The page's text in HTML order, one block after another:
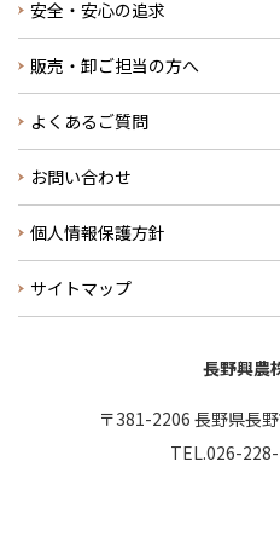
安全・安心の追求
販売・卸ご担当の方へ
よくあるご質問
お問い合わせ
個人情報保護方針
サイトマップ
長野興農
〒381-2206 長野県長
TEL.026-